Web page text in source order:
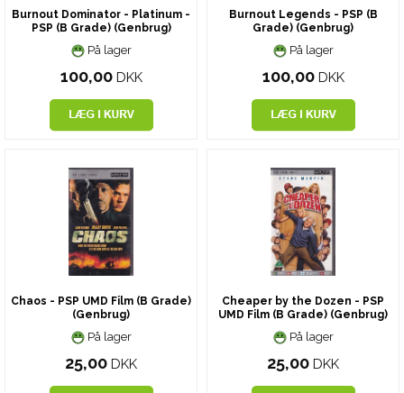
Burnout Dominator - Platinum -
PSP (B Grade) (Genbrug)
På lager
100,00 DKK
Burnout Legends - PSP (B
Grade) (Genbrug)
På lager
100,00 DKK
Chaos - PSP UMD Film (B Grade)
(Genbrug)
På lager
25,00 DKK
Cheaper by the Dozen - PSP
UMD Film (B Grade) (Genbrug)
På lager
25,00 DKK